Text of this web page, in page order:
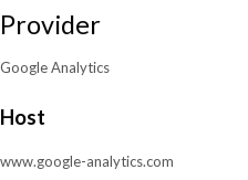
Provider
Google Analytics
Host
www.google-analytics.com